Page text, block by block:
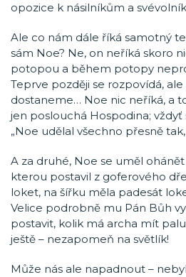
opozice k násilníkům a
Ale co nám dále říká samotný
sám Noe? Ne, on neříká skoro
potopou a během potopy
Teprve později se rozpovídá,
dostaneme… Noe nic neříká, a
jen poslouchá Hospodina;
„Noe udělal všechno přesně
A za druhé, Noe se uměl
kterou postavil z goferového
loket, na šířku měla padesát
Velice podrobně mu Pán Bůh
postavit, kolik má archa mít
ještě – nezapomeň na světlík!
Může nás ale napadnout –